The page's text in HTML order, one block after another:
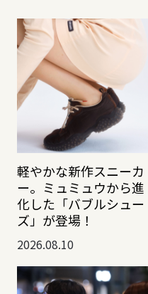
軽やかな新作スニーカ
ー。ミュミュウから進
化した「バブルシュー
ズ」が登場！
2026.08.10